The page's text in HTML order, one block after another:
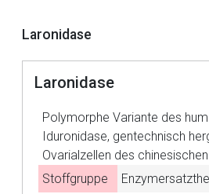
Laronidase
Laronidase
Polymorphe Variante des
Iduronidase, gentechnisch
Ovarialzellen des
Stoffgruppe
Aufruf einer externen Seite
Der von Ihnen aufgerufene Link
Seite. Für die Inhalte der externen